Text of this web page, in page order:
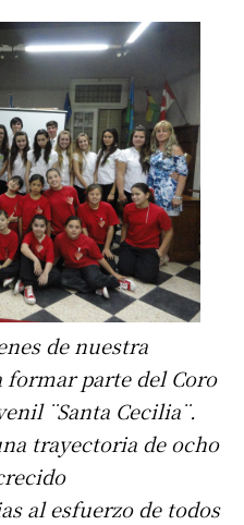
de nuestra
parte del Coro
¨Santa Cecilia¨.
trayectoria de ocho
al esfuerzo de todos